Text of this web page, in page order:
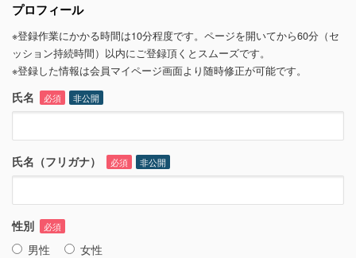
プロフィール
※登録作業にかかる時間は10分程度です。ページを開いてから60分（セ
ッション持続時間）以内にご登録頂くとスムーズです。
※登録した情報は会員マイページ画面より随時修正が可能です。
氏名 必須 非公開
氏名（フリガナ） 必須 非公開
性別 必須
男性
女性